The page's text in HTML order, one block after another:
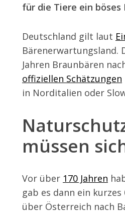
für die Tiere ein böses
Deutschland gilt laut
Bärenerwartungsland.
Jahren Braunbären
offiziellen Schätzungen
in Norditalien oder
müssen
Vor über 170 Jahren
gab es dann ein
über Österreich nach